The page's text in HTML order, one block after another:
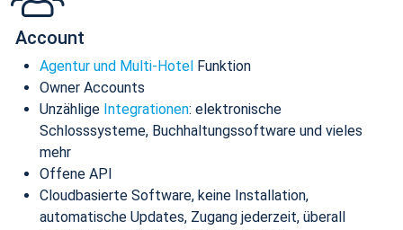
Account
Agentur und Multi-Hotel Funktion
Owner Accounts
Unzählige Integrationen: elektronische
Schlosssysteme, Buchhaltungssoftware und vieles
mehr
Offene API
Cloudbasierte Software, keine Installation,
automatische Updates, Zugang jederzeit, überall